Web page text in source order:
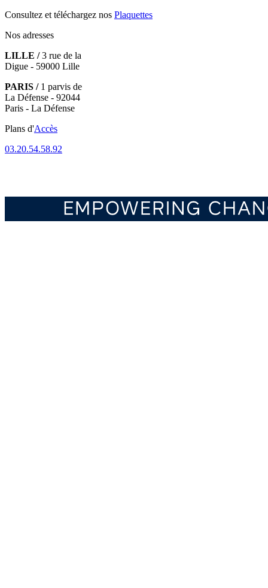
Consultez et téléchargez nos Plaquettes
Nos adresses
LILLE /3 rue de la
Digue - 59000 Lille
PARIS /1 parvis de
La Défense - 92044
Paris - La Défense
Plans d'Accès
03.20.54.58.92